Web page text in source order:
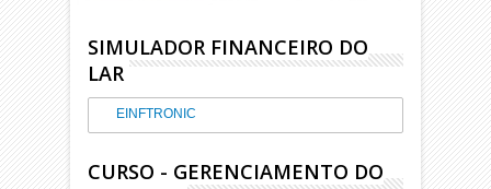
SIMULADOR FINANCEIRO DO
LAR
EINFTRONIC
CURSO - GERENCIAMENTO DO